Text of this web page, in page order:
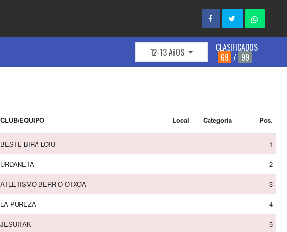
12-13 AñOS
CLASIFICADOS
69 / 99
CLUB/EQUIPO Local Categoría Pos.
BESTE BIRA LOIU 1
URDANETA 2
ATLETISMO BERRIO-OTXOA 3
LA PUREZA 4
JESUITAK 5